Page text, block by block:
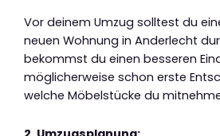
Vor deinem Umzug solltest du
neuen Wohnung in Anderlecht
bekommst du einen besseren
möglicherweise schon erste
welche Möbelstücke du